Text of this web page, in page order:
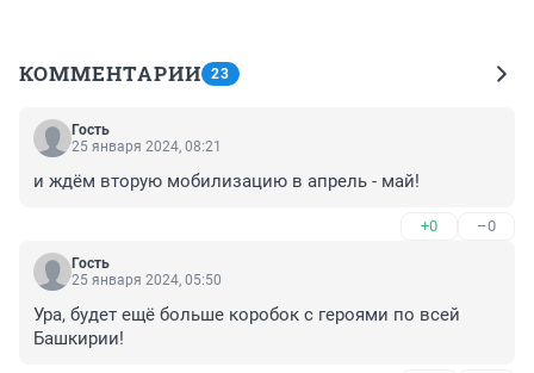
КОММЕНТАРИИ 23
Гость
25 января 2024, 08:21
и ждём вторую мобилизацию в апрель - май!
+0 –0
Гость
25 января 2024, 05:50
Ура, будет ещё больше коробок с героями по всей
Башкирии!